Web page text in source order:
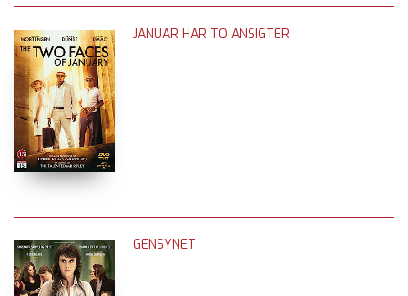
JANUAR HAR TO ANSIGTER
GENSYNET